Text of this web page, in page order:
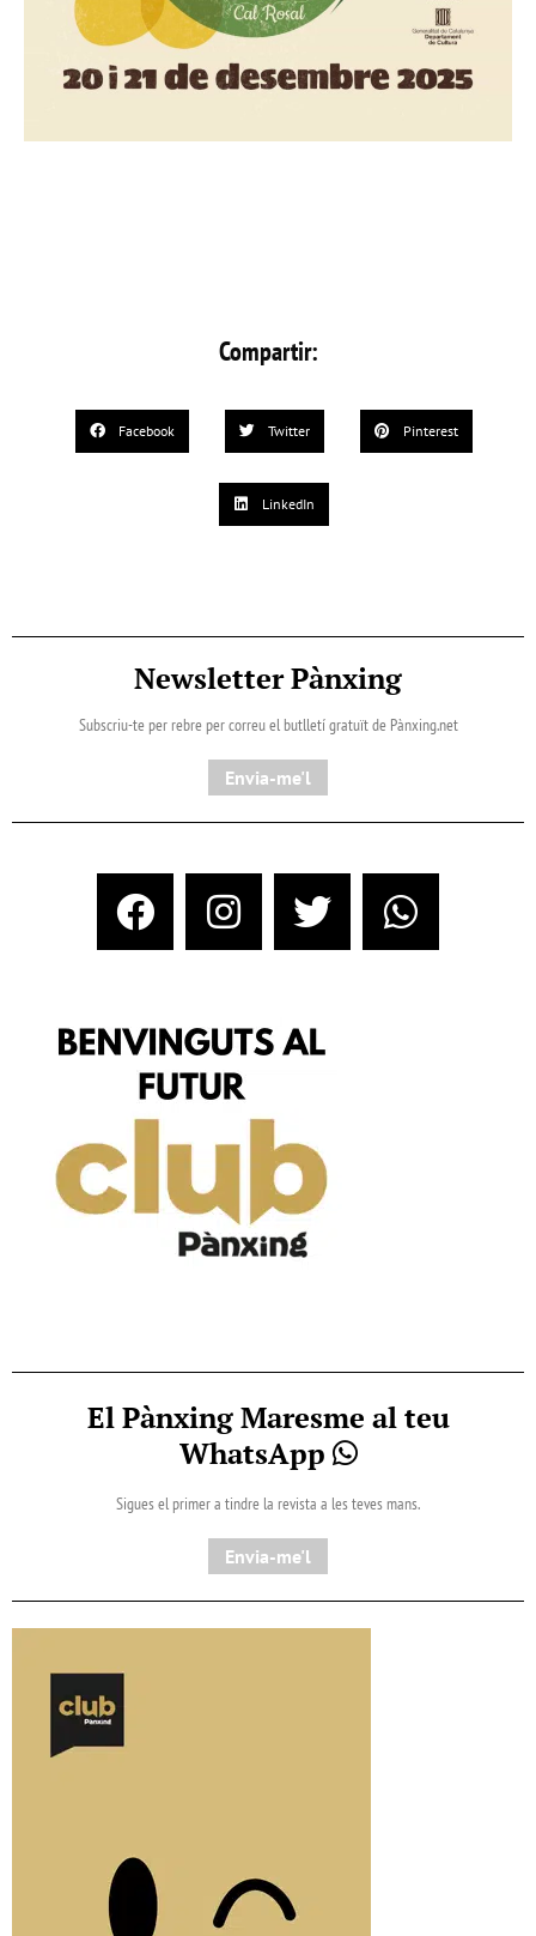
Compartir:
Facebook Twitter Pinterest
LinkedIn
Newsletter Pànxing
Subscriu-te per rebre per correu el butlletí gratuït de Pànxing.net​
Envia-me'l
El Pànxing Maresme al teu
WhatsApp
Sigues el primer a tindre la revista a les teves mans.
Envia-me'l